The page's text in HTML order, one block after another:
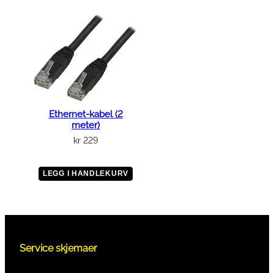
Ethernet-kabel (2
meter)
kr 229
LEGG I HANDLEKURV
Service skjemaer